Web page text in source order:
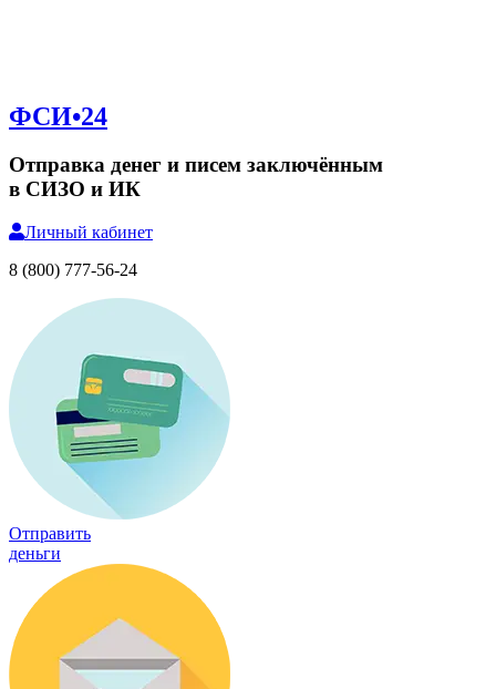
ФСИ•24
Отправка денег и писем заключённым
в СИЗО и ИК
Личный кабинет
8 (800) 777-56-24
Отправить
деньги